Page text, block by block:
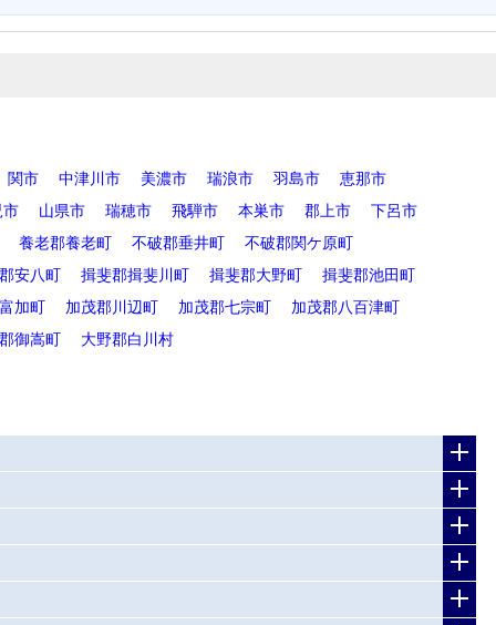
関市 中津川市 美濃市 瑞浪市 羽島市
恵那市
市
山県市 瑞穂市 飛騨市 本巣市 郡上市
下呂市
養老郡養老町
不破郡垂井町
不破郡関ケ原町
安八町
揖斐郡揖斐川町 揖斐郡大野町
揖斐郡池田町
加町
加茂郡川辺町 加茂郡七宗町
加茂郡八百津町
御嵩町
大野郡白川村